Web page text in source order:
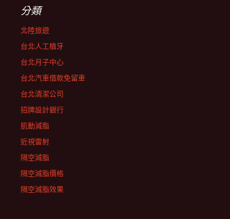
分類
北陸旅遊
台北人工植牙
台北月子中心
台北汽車借款免留車
台北清潔公司
招牌設計銀行
肌動減脂
近視雷射
隔空減脂
隔空減脂價格
隔空減脂效果